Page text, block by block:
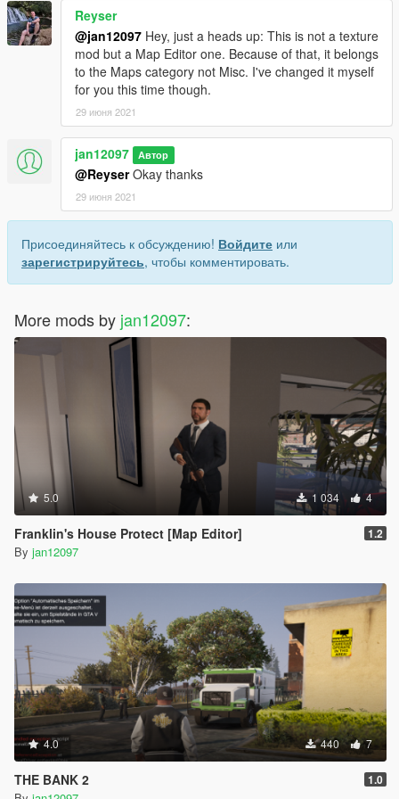
Reyser
@jan12097 Hey, just a heads up: This is not a texture
mod but a Map Editor one. Because of that, it belongs
to the Maps category not Misc. I've changed it myself
for you this time though.
29 июня 2021
jan12097 Автор
@ReyserOkay thanks
29 июня 2021
Присоединяйтесь к обсуждению! Войдите или
зарегистрируйтесь, чтобы комментировать.
More mods by jan12097:
5.0 1 034 4
Franklin's House Protect [Map Editor] 1.2
By jan12097
4.0 440 7
THE BANK 2 1.0